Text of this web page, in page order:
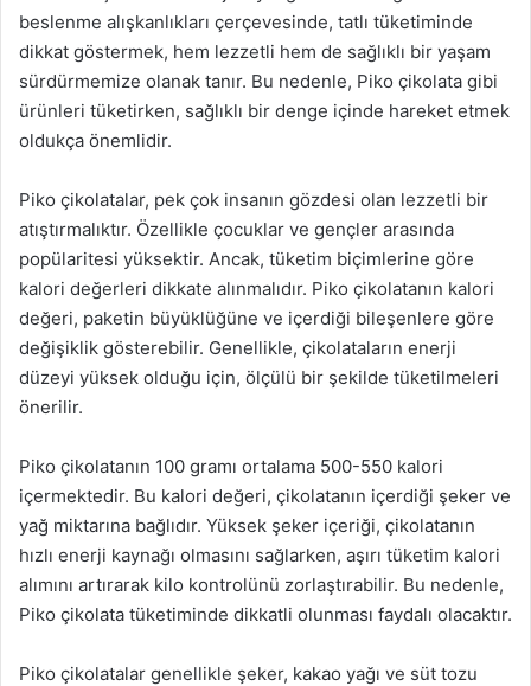
beslenme alışkanlıkları çerçevesinde, tatlı tüketiminde
dikkat göstermek, hem lezzetli hem de sağlıklı bir yaşam
sürdürmemize olanak tanır. Bu nedenle, Piko çikolata gibi
ürünleri tüketirken, sağlıklı bir denge içinde hareket etmek
oldukça önemlidir.
Piko çikolatalar, pek çok insanın gözdesi olan lezzetli bir
atıştırmalıktır. Özellikle çocuklar ve gençler arasında
popülaritesi yüksektir. Ancak, tüketim biçimlerine göre
kalori değerleri dikkate alınmalıdır. Piko çikolatanın kalori
değeri, paketin büyüklüğüne ve içerdiği bileşenlere göre
değişiklik gösterebilir. Genellikle, çikolataların enerji
düzeyi yüksek olduğu için, ölçülü bir şekilde tüketilmeleri
önerilir.
Piko çikolatanın 100 gramı ortalama 500-550 kalori
içermektedir. Bu kalori değeri, çikolatanın içerdiği şeker ve
yağ miktarına bağlıdır. Yüksek şeker içeriği, çikolatanın
hızlı enerji kaynağı olmasını sağlarken, aşırı tüketim kalori
alımını artırarak kilo kontrolünü zorlaştırabilir. Bu nedenle,
Piko çikolata tüketiminde dikkatli olunması faydalı olacaktır.
Piko çikolatalar genellikle şeker, kakao yağı ve süt tozu